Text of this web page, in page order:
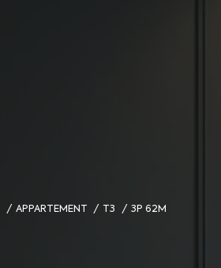
APPARTEMENT T3 3P 62M